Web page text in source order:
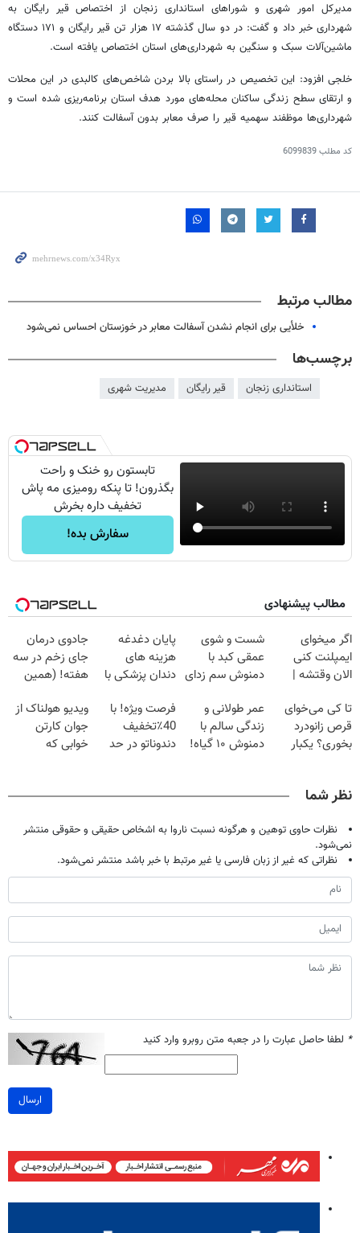
مدیرکل امور شهری و شوراهای استانداری زنجان از اختصاص قیر رایگان به
شهرداری خبر داد و گفت: در دو سال گذشته ۱۷ هزار تن قیر رایگان و ۱۷۱ دستگاه
ماشین‌آلات سبک و سنگین به شهرداری‌های استان اختصاص یافته است.
خلجی افزود: این تخصیص در راستای بالا بردن شاخص‌های کالبدی در این محلات
و ارتقای سطح زندگی ساکنان محله‌های مورد هدف استان برنامه‌ریزی شده است و
شهرداری‌ها موظفند سهمیه قیر را صرف معابر بدون آسفالت کنند.
کد مطلب6099839
مطالب مرتبط
خلأیی برای انجام نشدن آسفالت معابر در خوزستان احساس نمی‌شود
برچسب‌ها
استانداری زنجان قیر رایگان مدیریت شهری
تابستون رو خنک و راحت
بگذرون! تا پنکه رومیزی مه پاش
تخفیف داره بخرش
سفارش بده!
مطالب پیشنهادی
اگر میخوای
ایمپلنت کنی
الان وقتشه |
میلیون تومان!!!
شست و شوی
عمقی کبد با
دمنوش سم زدای
پایان دغدغه
هزینه های
دندان پزشکی با
خانگی
جادوی درمان
جای زخم در سه
هفته! (همین
صحبت کنید)
تا کی می‌خوای
قرص زانودرد
بخوری؟ یکبار
عمر طولانی و
زندگی سالم با
دمنوش ۱۰ گیاه!
فرصت ویژه! با
40٪تخفیف
دندوناتو در حد
ویدیو هولناک از
جوان کارتن
خوابی که
نظر شما
نظرات حاوی توهین و هرگونه نسبت ناروا به اشخاص حقیقی و حقوقی منتشر
نمی‌شود.
نظراتی که غیر از زبان فارسی یا غیر مرتبط با خبر باشد منتشر نمی‌شود.
* لطفا حاصل عبارت را در جعبه متن روبرو وارد کنید
ارسال